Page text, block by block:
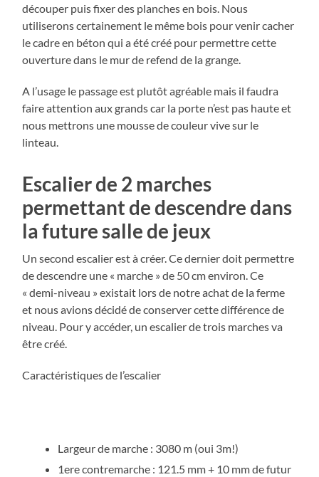
découper puis fixer des planches en bois. Nous
utiliserons certainement le même bois pour venir cacher
le cadre en béton qui a été créé pour permettre cette
ouverture dans le mur de refend de la grange.
A l’usage le passage est plutôt agréable mais il faudra
faire attention aux grands car la porte n’est pas haute et
nous mettrons une mousse de couleur vive sur le
linteau.
Escalier de 2 marches
permettant de descendre dans
la future salle de jeux
Un second escalier est à créer. Ce dernier doit permettre
de descendre une « marche » de 50 cm environ. Ce
« demi-niveau » existait lors de notre achat de la ferme
et nous avions décidé de conserver cette différence de
niveau. Pour y accéder, un escalier de trois marches va
être créé.
Caractéristiques de l’escalier
Largeur de marche : 3080 m (oui 3m!)
1ere contremarche : 121.5 mm + 10 mm de futur